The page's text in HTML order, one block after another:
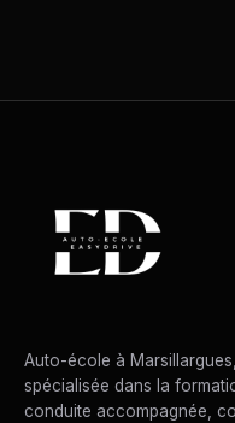
Auto-école à
spécialisée dans la
conduite accompagnée,